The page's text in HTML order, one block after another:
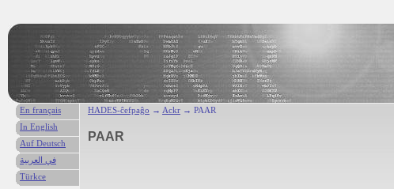
HADES-ĉefpaĝo → Ackr → PAAR
PAAR
En français
In English
Auf Deutsch
في العربية
Türkce